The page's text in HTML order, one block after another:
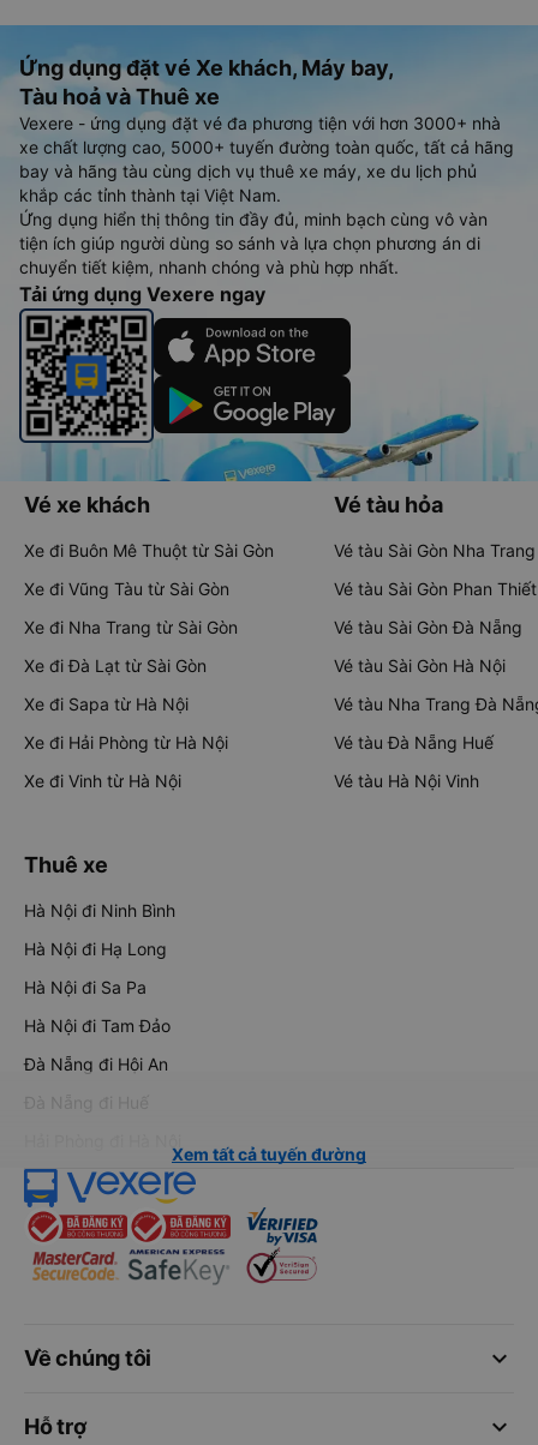
Ứng dụng đặt vé Xe khách, Máy bay,
Tàu hoả và Thuê xe
Vexere - ứng dụng đặt vé đa phương tiện với hơn 3000+ nhà
xe chất lượng cao, 5000+ tuyến đường toàn quốc, tất cả hãng
bay và hãng tàu cùng dịch vụ thuê xe máy, xe du lịch phủ
khắp các tỉnh thành tại Việt Nam.
Ứng dụng hiển thị thông tin đầy đủ, minh bạch cùng vô vàn
tiện ích giúp người dùng so sánh và lựa chọn phương án di
chuyển tiết kiệm, nhanh chóng và phù hợp nhất.
Tải ứng dụng Vexere ngay
Vé xe khách
Xe đi Buôn Mê Thuột từ Sài Gòn
Xe đi Vũng Tàu từ Sài Gòn
Xe đi Nha Trang từ Sài Gòn
Xe đi Đà Lạt từ Sài Gòn
Xe đi Sapa từ Hà Nội
Xe đi Hải Phòng từ Hà Nội
Xe đi Vinh từ Hà Nội
Vé tàu hỏa
Vé tàu Sài Gòn Nha Trang
Vé tàu Sài Gòn Phan Thiết
Vé tàu Sài Gòn Đà Nẵng
Vé tàu Sài Gòn Hà Nội
Vé tàu Nha Trang Đà
Vé tàu Đà Nẵng Huế
Vé tàu Hà Nội Vinh
Thuê xe
Hà Nội đi Ninh Bình
Hà Nội đi Hạ Long
Hà Nội đi Sa Pa
Hà Nội đi Tam Đảo
Đà Nẵng đi Hội An
Đà Nẵng đi Huế
Xem tất cả tuyến đường
keyboard_arrow_down
Về chúng tôi
keyboard_arrow_down
Hỗ trợ